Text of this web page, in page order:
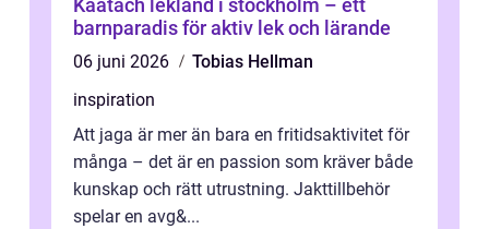
Kaatach lekland i stockholm – ett
barnparadis för aktiv lek och lärande
06 juni 2026
Tobias Hellman
inspiration
Att jaga är mer än bara en fritidsaktivitet för
många – det är en passion som kräver både
kunskap och rätt utrustning. Jakttillbehör
spelar en avg&...